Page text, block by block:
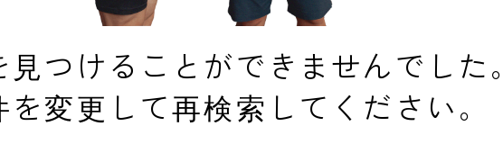
見つけることができませんでした。
を変更して再検索してください。